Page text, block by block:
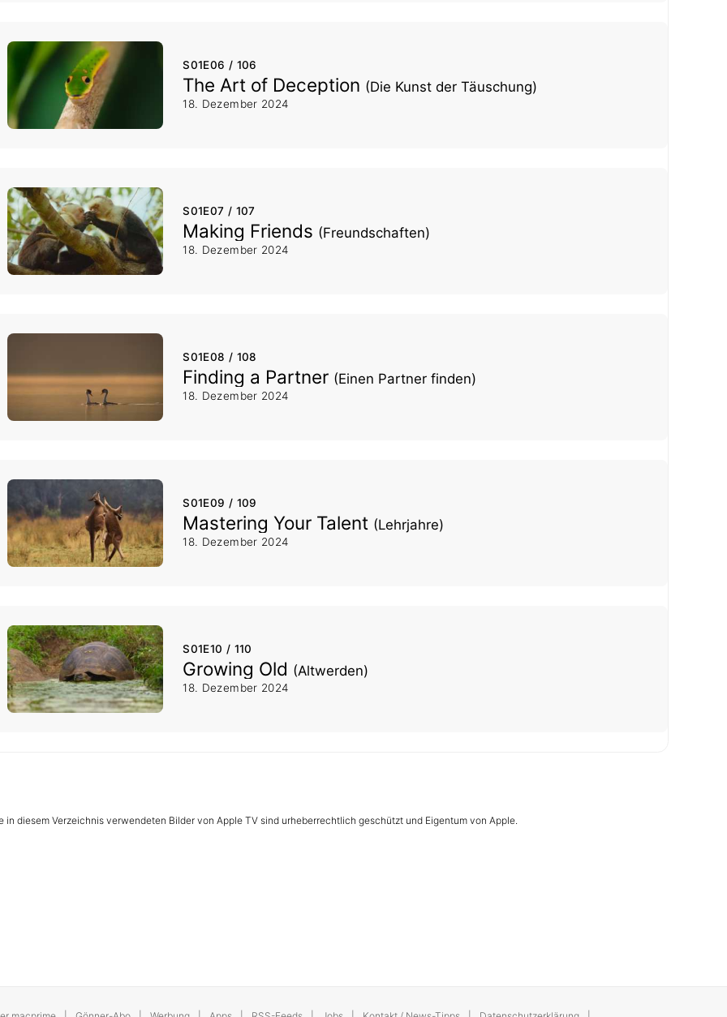
S01E06 / 106
The Art of Deception (Die Kunst der Täuschung)
18. Dezember 2024
S01E07 / 107
Making Friends (Freundschaften)
18. Dezember 2024
S01E08 / 108
Finding a Partner (Einen Partner finden)
18. Dezember 2024
S01E09 / 109
Mastering Your Talent (Lehrjahre)
18. Dezember 2024
S01E10 / 110
Growing Old (Altwerden)
18. Dezember 2024
in diesem Verzeichnis verwendeten Bilder von Apple TV sind urheberrechtlich geschützt und Eigentum von Apple.